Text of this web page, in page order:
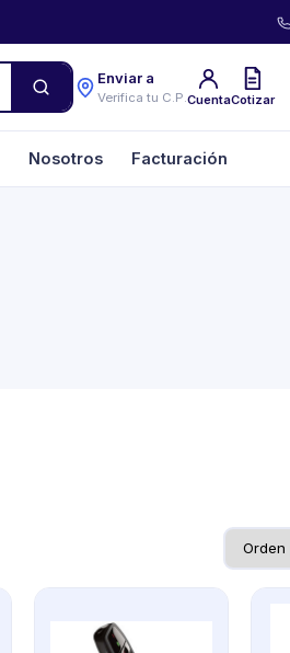
Enviar a
Verifica tu C.P.CuentaCotizar
Nosotros Facturación